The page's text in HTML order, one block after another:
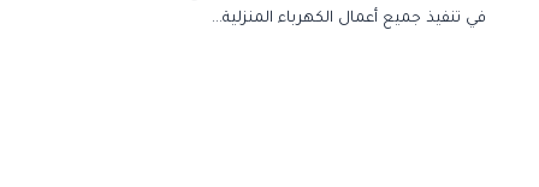
في تنفيذ جميع أعمال الكهرباء المنزلية…